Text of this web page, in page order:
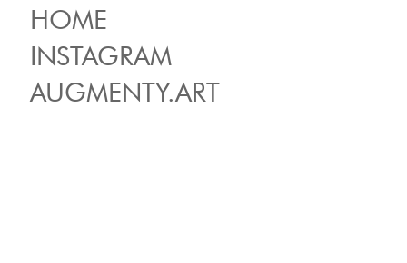
HOME
INSTAGRAM
AUGMENTY.ART